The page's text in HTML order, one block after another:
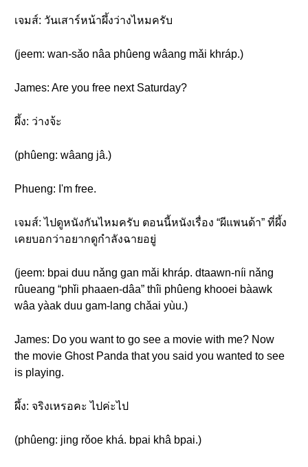
เจมส์: วันเสาร์หน้าผึ้งว่างไหมครับ
(jeem: wan-sǎo nâa phûeng wâang mǎi khráp.)
James: Are you free next Saturday?
ผึ้ง: ว่างจ้ะ
(phûeng: wâang jâ.)
Phueng: I'm free.
เจมส์: ไปดูหนังกันไหมครับ ตอนนี้หนังเรื่อง “ผีแพนด้า” ที่ผึ้ง
เคยบอกว่าอยากดูกำลังฉายอยู่
(jeem: bpai duu nǎng gan mǎi khráp. dtaawn-níi nǎng
rûueang “phǐi phaaen-dâa” thîi phûeng khooei bàawk
wâa yàak duu gam-lang chǎai yùu.)
James: Do you want to go see a movie with me? Now
the movie Ghost Panda that you said you wanted to see
is playing.
ผึ้ง: จริงเหรอคะ ไปค่ะไป
(phûeng: jing rǒoe khá. bpai khâ bpai.)